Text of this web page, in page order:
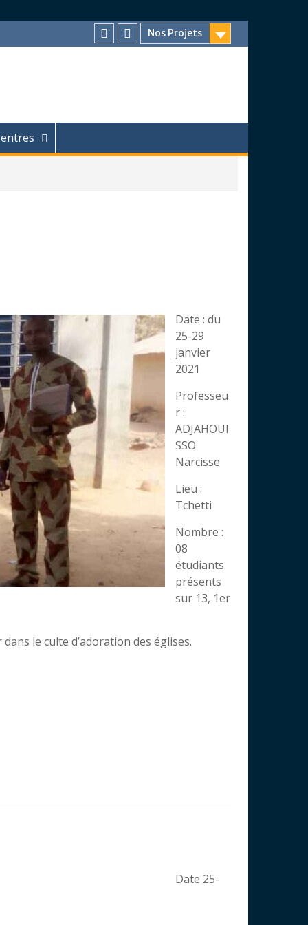
Nos Projets
Facebook
Chaîne
Date : du
25-29
janvier
2021
Professeu
r :
ADJAHOUI
SSO
Narcisse
Lieu :
Tchetti
Nombre :
08
étudiants
présents
sur 13, 1er
le culte d’adoration des églises.
Date 25-